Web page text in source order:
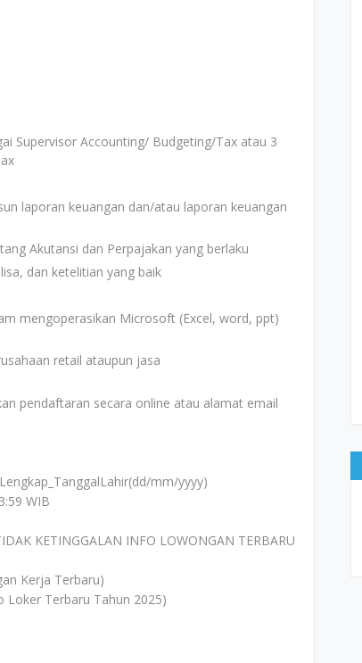
Supervisor Accounting/ Budgeting/Tax atau 3
laporan keuangan dan/atau laporan keuangan
Akutansi dan Perpajakan yang berlaku
dan ketelitian yang baik
mengoperasikan Microsoft (Excel, word, ppt)
retail ataupun jasa
pendaftaran secara online atau alamat email
mm/yyyy)
WIB
KETINGGALAN INFO LOWONGAN TERBARU
Kerja Terbaru)
Loker Terbaru Tahun 2025)